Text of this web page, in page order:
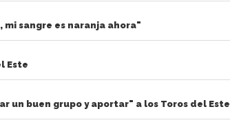
mi sangre es naranja ahora"
Este
un buen grupo y aportar" a los Toros del Este